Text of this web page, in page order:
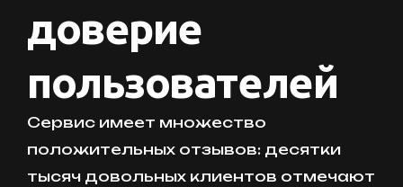
доверие
пользователей
Сервис имеет множество
положительных отзывов: десятки
тысяч довольных клиентов отмечают